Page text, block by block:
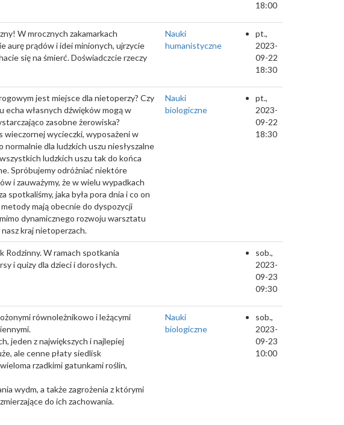
18:00
W mrocznych zakamarkach
aurę prądów i idei minionych, ujrzycie
się na śmierć. Doświadczcie rzeczy
Nauki
humanistyczne
pt.,
2023-
09-22
18:30
jest miejsce dla nietoperzy? Czy
echa własnych dźwięków mogą w
zasobne żerowiska?
wieczornej wycieczki, wyposażeni w
dla ludzkich uszu niesłyszalne
ludzkich uszu tak do końca
Spróbujemy odróżniać niektóre
i zauważymy, że w wielu wypadkach
jaka była pora dnia i co on
mają obecnie do dyspozycji
dynamicznego rozwoju warsztatu
kraj nietoperzach.
Nauki
biologiczne
pt.,
2023-
09-22
18:30
Rodzinny. W ramach spotkania
i quizy dla dzieci i dorosłych.
sob.,
2023-
09-23
09:30
równoleżnikowo i leżącymi
jeden z największych i najlepiej
ale cenne płaty siedlisk
rzadkimi gatunkami roślin,
wydm, a także zagrożenia z którymi
do ich zachowania.
Nauki
biologiczne
sob.,
2023-
09-23
10:00